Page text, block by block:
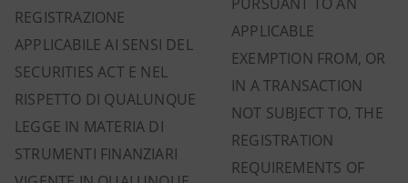
REGISTRAZIONE
APPLICABILE AI SENSI DEL
SECURITIES ACT E NEL
RISPETTO DI QUALUNQUE
LEGGE IN MATERIA DI
STRUMENTI FINANZIARI
APPLICABLE
EXEMPTION FROM, OR
IN A TRANSACTION
NOT SUBJECT TO, THE
REGISTRATION
REQUIREMENTS OF